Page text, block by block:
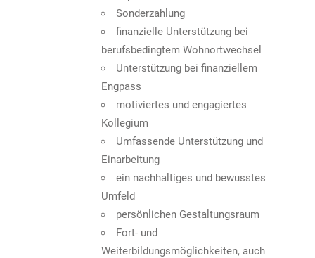
Sonderzahlung
finanzielle Unterstützung bei
berufsbedingtem Wohnortwechsel
Unterstützung bei finanziellem
Engpass
motiviertes und engagiertes
Kollegium
Umfassende Unterstützung und
Einarbeitung
ein nachhaltiges und bewusstes
Umfeld
persönlichen Gestaltungsraum
Fort- und
Weiterbildungsmöglichkeiten, auch